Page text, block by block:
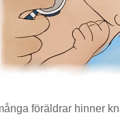
föräldrar hinner